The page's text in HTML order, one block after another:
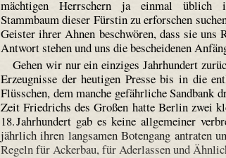
mächtigen Herrschern ja einmal üblich
Stammbaum dieser Fürstin zu erforschen
Geister ihrer Ahnen beschwören, dass sie uns
Antwort stehen und uns die bescheidenen
Gehen wir nur ein einziges Jahrhundert
Erzeugnisse der heutigen Presse bis in die
Flüsschen, dem manche gefährliche Sandbank
Zeit Friedrichs des Großen hatte Berlin zwei
18. Jahrhundert gab es keine allgemeiner
jährlich ihren langsamen Botengang antraten
Regeln für Ackerbau, für Aderlassen und